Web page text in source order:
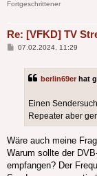
Fortgeschrittener
Re: [VFKD] TV
Beitrag
07.02.2024, 11:29
berlin69er hat
Einen
Repeater aber
Wäre auch meine
Warum sollte der
empfangen? Der